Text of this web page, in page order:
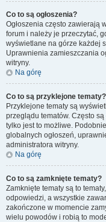
Co to są ogłoszenia?
Ogłoszenia często zawierają
forum i należy je przeczytać,
wyświetlane na górze każdej
Uprawnienia zamieszczania
witryny.
Na górę
Co to są przyklejone tematy?
Przyklejone tematy są
przeglądu tematów. Często
tylko jest to możliwe.
globalnych ogłoszeń,
administratora witryny.
Na górę
Co to są zamknięte tematy?
Zamknięte tematy są to
odpowiedzi, a wszystkie
zakończone w momencie
wielu powodów i robią to